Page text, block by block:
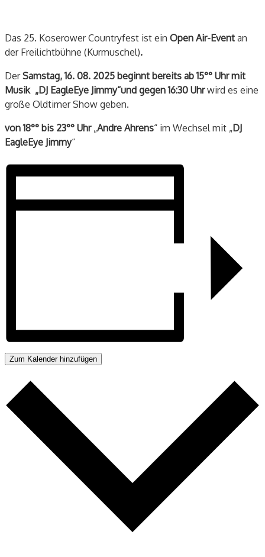
Das 25. Koserower Countryfest ist ein Open Air-Event an
der Freilichtbühne (Kurmuschel).
DerSamstag, 16. 08. 2025 beginnt bereits ab 15°° Uhr mit
Musik „DJ EagleEye Jimmy“und gegen16:30 Uhrwird es eine
große Oldtimer Show geben.
von 18°° bis 23°° Uhr„Andre Ahrens“ im Wechsel mit „DJ
EagleEye Jimmy“
Zum Kalender hinzufügen